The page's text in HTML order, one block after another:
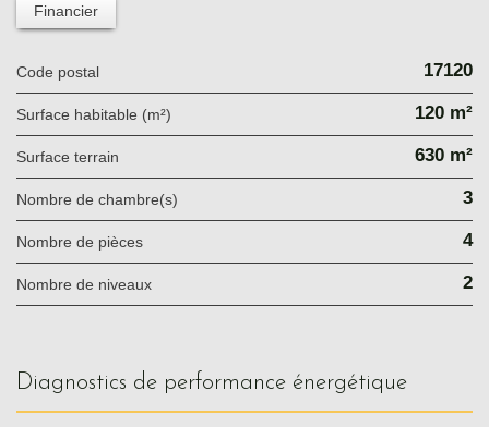
Financier
Code postal 17120
Surface habitable (m²) 120 m²
surface terrain 630 m²
Nombre de chambre(s) 3
Nombre de pièces 4
Nombre de niveaux 2
diagnostics de performance énergétique